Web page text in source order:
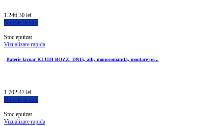
1.246,30 lei
Nu este in stoc
Stoc epuizat
Vizualizare rapida
Baterie lavoar KLUDI BOZZ, DN15, alb, monocomanda, montare pe...
1.702,47 lei
Nu este in stoc
Stoc epuizat
Vizualizare rapida